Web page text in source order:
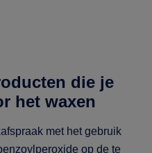
die je
het waxen
met het gebruik
op de te